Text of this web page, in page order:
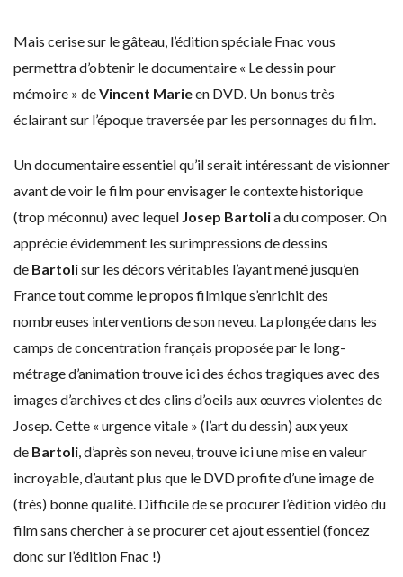
Mais cerise sur le gâteau, l’édition spéciale Fnac vous
permettra d’obtenir le documentaire « Le dessin pour
mémoire » deVincent Marieen DVD. Un bonus très
éclairant sur l’époque traversée par les personnages du film.
Un documentaire essentiel qu’il serait intéressant de visionner
avant de voir le film pour envisager le contexte historique
(trop méconnu) avec lequel Josep Bartolia du composer. On
apprécie évidemment les surimpressions de dessins
de Bartolisur les décors véritables l’ayant mené jusqu’en
France tout comme le propos filmique s’enrichit des
nombreuses interventions de son neveu. La plongée dans les
camps de concentration français proposée par le long-
métrage d’animation trouve ici des échos tragiques avec des
images d’archives et des clins d’oeils aux œuvres violentes de
Josep. Cette « urgence vitale » (l’art du dessin) aux yeux
de Bartoli, d’après son neveu, trouve ici une mise en valeur
incroyable, d’autant plus que le DVD profite d’une image de
(très) bonne qualité. Difficile de se procurer l’édition vidéo du
film sans chercher à se procurer cet ajout essentiel (foncez
donc sur l’édition Fnac !)